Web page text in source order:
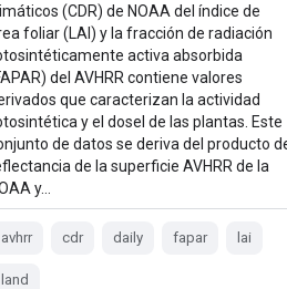
(CDR) de NOAA del índice de
foliar (LAI) y la fracción de radiación
activa absorbida
del AVHRR contiene valores
que caracterizan la actividad
y el dosel de las plantas. Este
de datos se deriva del producto
de la superficie AVHRR de la
y…
avhrr cdr daily fapar lai
land